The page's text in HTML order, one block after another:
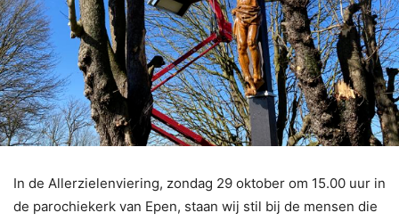
In de Allerzielenviering, zondag 29 oktober om 15.00 uur in
de parochiekerk van Epen, staan wij stil bij de mensen die